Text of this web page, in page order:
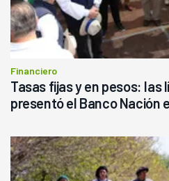
Financiero
Tasas fijas y en pesos: las
presentó el Banco Nación